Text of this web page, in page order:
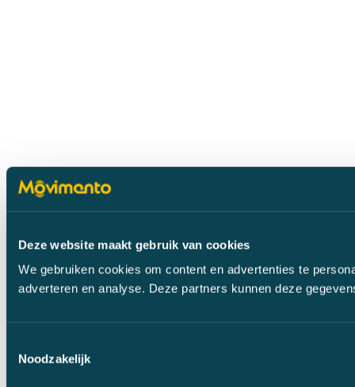
Deze website maakt gebruik van cookies
We gebruiken cookies om content en advertenties te
adverteren en analyse. Deze partners kunnen deze
Noodzakelijk